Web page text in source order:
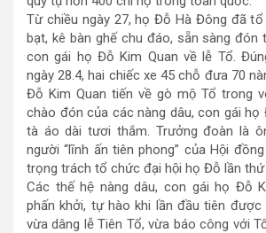
Từ chiều ngày 27, họ Đỗ Hà Đông đã
bạt, kê bàn ghế chu đáo, sẵn sàng đón
con gái họ Đỗ Kim Quan về lễ Tổ.
ngày 28.4, hai chiếc xe 45 chỗ đưa 70
Đỗ Kim Quan tiến về gò mộ Tổ trong
chào đón của các nàng dâu, con gái
tà áo dài tươi thắm. Trưởng đoàn là
người “lĩnh ấn tiên phong” của Hội
trọng trách tổ chức đại hội họ Đỗ lần thứ
Các thế hệ nàng dâu, con gái họ Đỗ
phấn khởi, tự hào khi lần đầu tiên được
vừa dâng lễ Tiên Tổ, vừa báo công với